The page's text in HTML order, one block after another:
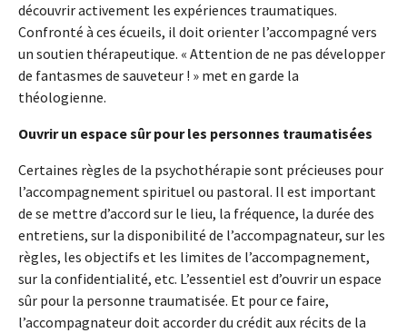
découvrir activement les expériences traumatiques.
Confronté à ces écueils, il doit orienter l’accompagné vers
un soutien thérapeutique. « Attention de ne pas développer
de fantasmes de sauveteur ! » met en garde la
théologienne.
Ouvrir un espace sûr pour les personnes traumatisées
Certaines règles de la psychothérapie sont précieuses pour
l’accompagnement spirituel ou pastoral. Il est important
de se mettre d’accord sur le lieu, la fréquence, la durée des
entretiens, sur la disponibilité de l’accompagnateur, sur les
règles, les objectifs et les limites de l’accompagnement,
sur la confidentialité, etc. L’essentiel est d’ouvrir un espace
sûr pour la personne traumatisée. Et pour ce faire,
l’accompagnateur doit accorder du crédit aux récits de la